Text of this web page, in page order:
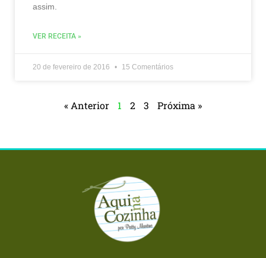
assim.
VER RECEITA »
20 de fevereiro de 2016 15 Comentários
« Anterior 1 2 3 Próxima »